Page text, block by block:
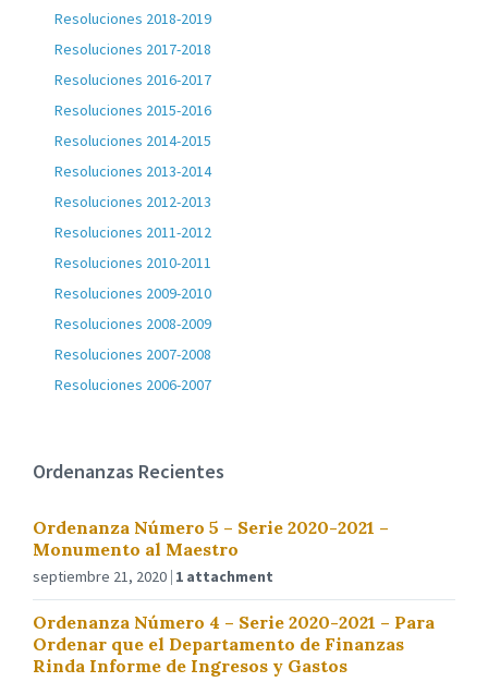
Resoluciones 2018-2019
Resoluciones 2017-2018
Resoluciones 2016-2017
Resoluciones 2015-2016
Resoluciones 2014-2015
Resoluciones 2013-2014
Resoluciones 2012-2013
Resoluciones 2011-2012
Resoluciones 2010-2011
Resoluciones 2009-2010
Resoluciones 2008-2009
Resoluciones 2007-2008
Resoluciones 2006-2007
Ordenanzas Recientes
Ordenanza Número 5 – Serie 2020-2021 –
Monumento al Maestro
septiembre 21, 2020 1 attachment
Ordenanza Número 4 – Serie 2020-2021 – Para
Ordenar que el Departamento de Finanzas
Rinda Informe de Ingresos y Gastos